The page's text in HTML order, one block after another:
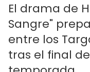
El drama de
Sangre"
entre los
tras el final